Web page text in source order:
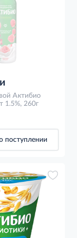
Актибио
1.5%, 260г
поступлении